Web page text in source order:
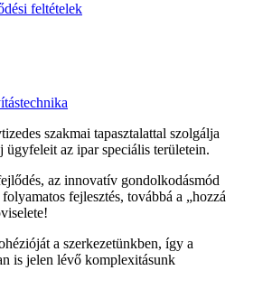
feltételek
szakmai tapasztalattal szolgálja
ügyfeleit az ipar speciális területein.
az innovatív gondolkodásmód
folyamatos fejlesztés, továbbá a „hozzá
a szerkezetünkben, így a
is jelen lévő komplexitásunk